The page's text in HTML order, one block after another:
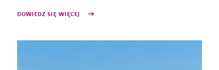
DOWIEDZ SIĘ WIĘCEJ